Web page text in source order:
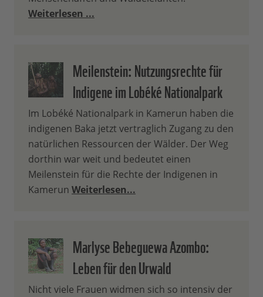
Weiterlesen ...
Meilenstein: Nutzungsrechte für
Indigene im Lobéké Nationalpark
Im Lobéké Nationalpark in Kamerun haben die
indigenen Baka jetzt vertraglich Zugang zu den
natürlichen Ressourcen der Wälder. Der Weg
dorthin war weit und bedeutet einen
Meilenstein für die Rechte der Indigenen in
Kamerun Weiterlesen...
Marlyse Bebeguewa Azombo:
Leben für den Urwald
Nicht viele Frauen widmen sich so intensiv der